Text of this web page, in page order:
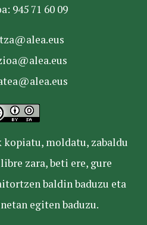
945 71 60 09
kopiatu, moldatu, zabaldu
zara, beti ere, gure
baldin baduzu eta
egiten baduzu.